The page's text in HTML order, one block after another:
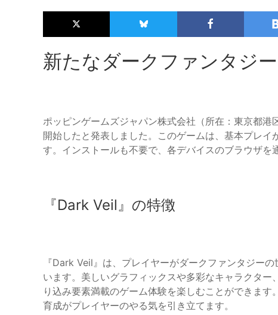
新たなダークファンタジ
ポッピンゲームズジャパン株式会社（所在：東京都
開始したと発表しました。このゲームは、基本プレ
す。インストールも不要で、各デバイスのブラウザを
『Dark Veil』の特徴
『Dark Veil』は、プレイヤーがダークファンタジー
います。美しいグラフィックスや多彩なキャラクタ
り込み要素満載のゲーム体験を楽しむことができま
育成がプレイヤーのやる気を引き立てます。